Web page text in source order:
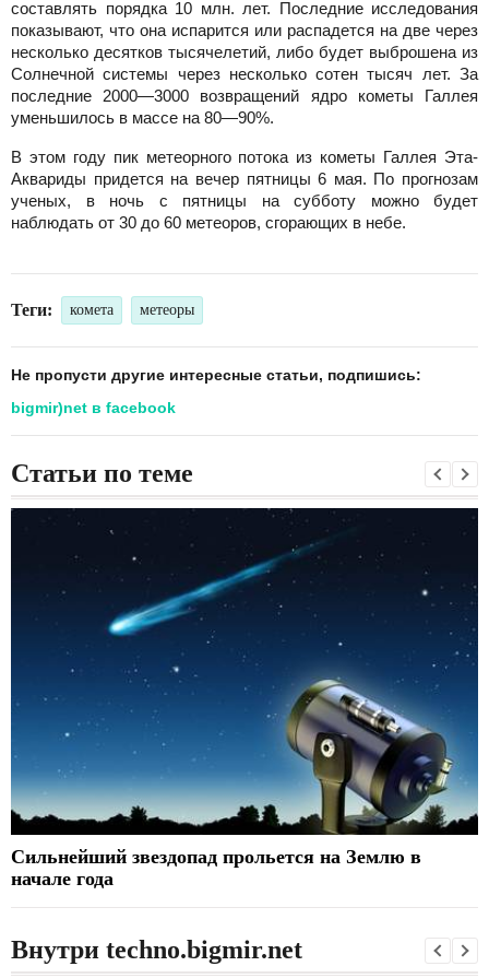
составлять порядка 10 млн. лет. Последние исследования
показывают, что она испарится или распадется на две через
несколько десятков тысячелетий, либо будет выброшена из
Солнечной системы через несколько сотен тысяч лет. За
последние 2000—3000 возвращений ядро кометы Галлея
уменьшилось в массе на 80—90%.
В этом году пик метеорного потока из кометы Галлея Эта-
Аквариды придется на вечер пятницы 6 мая. По прогнозам
ученых, в ночь с пятницы на субботу можно будет
наблюдать от 30 до 60 метеоров, сгорающих в небе.
Теги: комета метеоры
Не пропусти другие интересные статьи, подпишись:
bigmir)net в facebook
Статьи по теме
Сильнейший звездопад прольется на Землю в
начале года
Внутри techno.bigmir.net